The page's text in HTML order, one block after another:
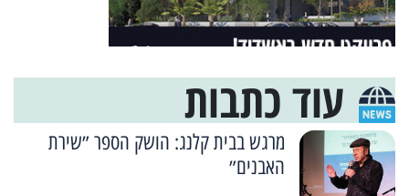
עוד כתבות
מרגש בבית קלנג: הושק הספר ״שירת
האבנים״